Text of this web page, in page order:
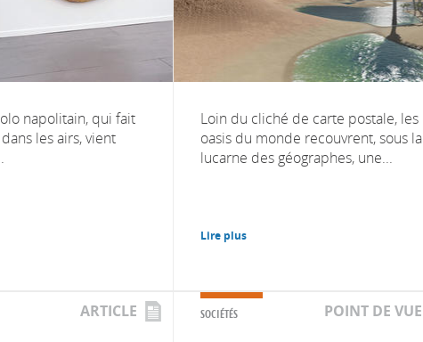
napolitain, qui fait
les airs, vient
Loin du cliché de carte postale, les
oasis du monde recouvrent, sous la
lucarne des géographes, une...
Lire plus
ARTICLE SOCIÉTÉS POINT DE VUE